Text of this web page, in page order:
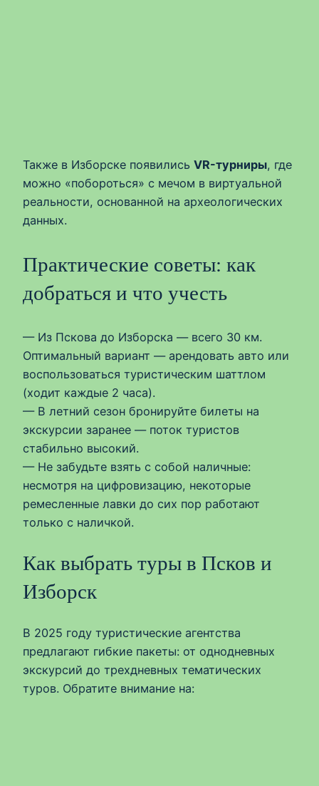
Также в Изборске появились VR-турниры, где
можно «побороться» с мечом в виртуальной
реальности, основанной на археологических
данных.
Практические советы: как
добраться и что учесть
— Из Пскова до Изборска — всего 30 км.
Оптимальный вариант — арендовать авто или
воспользоваться туристическим шаттлом
(ходит каждые 2 часа).
— В летний сезон бронируйте билеты на
экскурсии заранее — поток туристов
стабильно высокий.
— Не забудьте взять с собой наличные:
несмотря на цифровизацию, некоторые
ремесленные лавки до сих пор работают
только с наличкой.
Как выбрать туры в Псков и
Изборск
В 2025 году туристические агентства
предлагают гибкие пакеты: от однодневных
экскурсий до трехдневных тематических
туров. Обратите внимание на: